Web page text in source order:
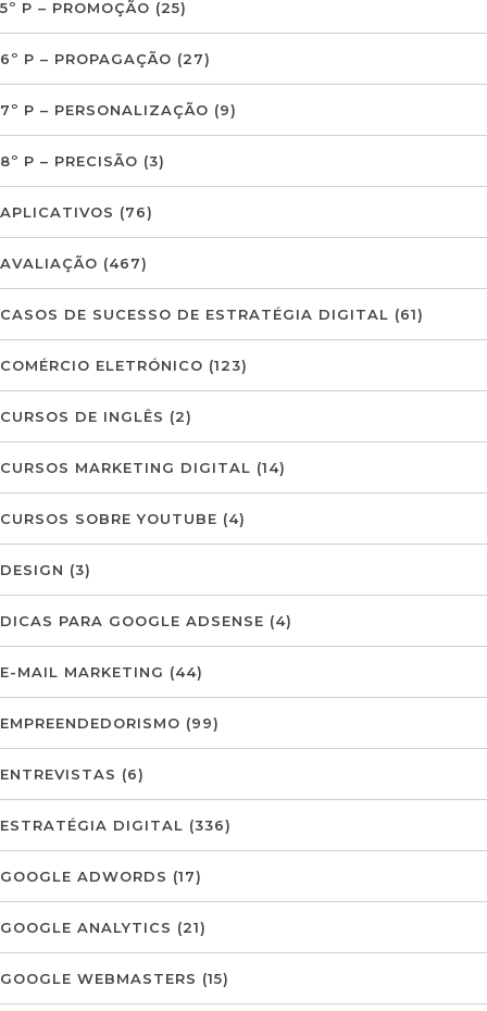
5º P – PROMOÇÃO (25)
6º P – PROPAGAÇÃO (27)
7º P – PERSONALIZAÇÃO (9)
8º P – PRECISÃO (3)
APLICATIVOS (76)
AVALIAÇÃO (467)
CASOS DE SUCESSO DE ESTRATÉGIA DIGITAL (61)
COMÉRCIO ELETRÓNICO (123)
CURSOS DE INGLÊS (2)
CURSOS MARKETING DIGITAL (14)
CURSOS SOBRE YOUTUBE (4)
DESIGN (3)
DICAS PARA GOOGLE ADSENSE (4)
E-MAIL MARKETING (44)
EMPREENDEDORISMO (99)
ENTREVISTAS (6)
ESTRATÉGIA DIGITAL (336)
GOOGLE ADWORDS (17)
GOOGLE ANALYTICS (21)
GOOGLE WEBMASTERS (15)